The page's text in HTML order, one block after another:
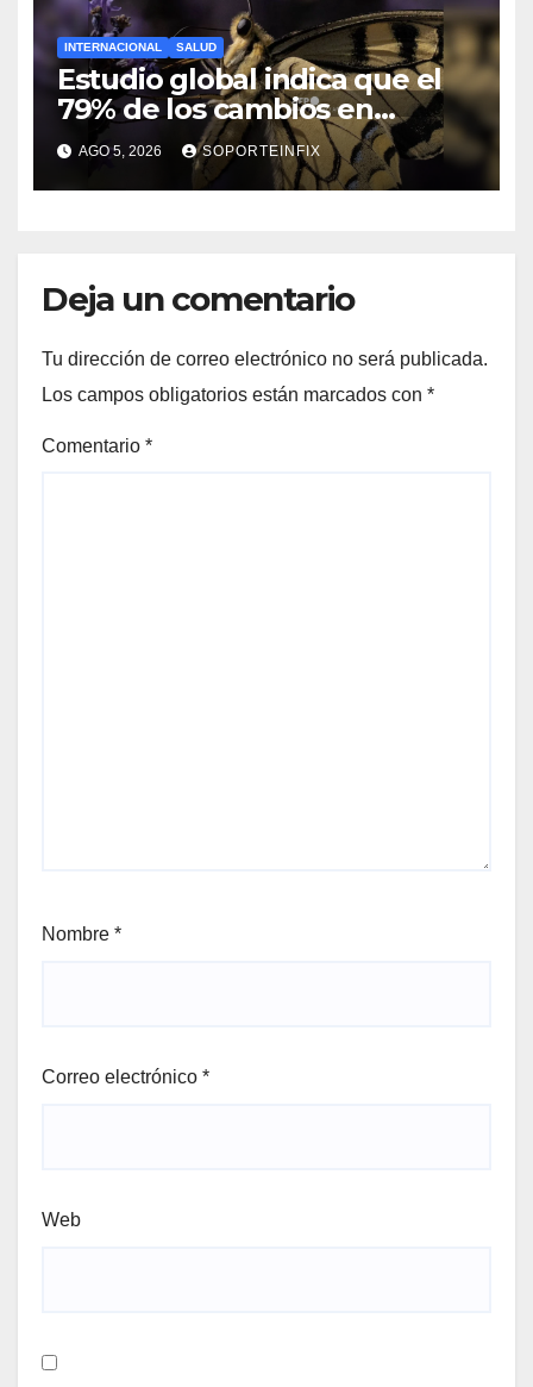
INTERNACIONAL SALUD
Estudio global indica que el
79% de los cambios en
hábitat de mariposas se
asocian al calentamiento
global
AGO 5, 2026 SOPORTEINFIX
Deja un comentario
Tu dirección de correo electrónico no será publicada.
Los campos obligatorios están marcados con *
Comentario *
Nombre *
Correo electrónico *
Web